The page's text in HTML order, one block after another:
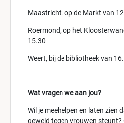
Maastricht, op de Markt van
Roermond, op het
15.30
Weert, bij de bibliotheek van
Wat vragen we aan jou?
Wil je meehelpen en laten zien
geweld tegen vrouwen steunt?